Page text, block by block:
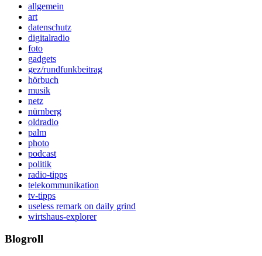
allgemein
art
datenschutz
digitalradio
foto
gadgets
gez/rundfunkbeitrag
hörbuch
musik
netz
nürnberg
oldradio
palm
photo
podcast
politik
radio-tipps
telekommunikation
tv-tipps
useless remark on daily grind
wirtshaus-explorer
Blogroll